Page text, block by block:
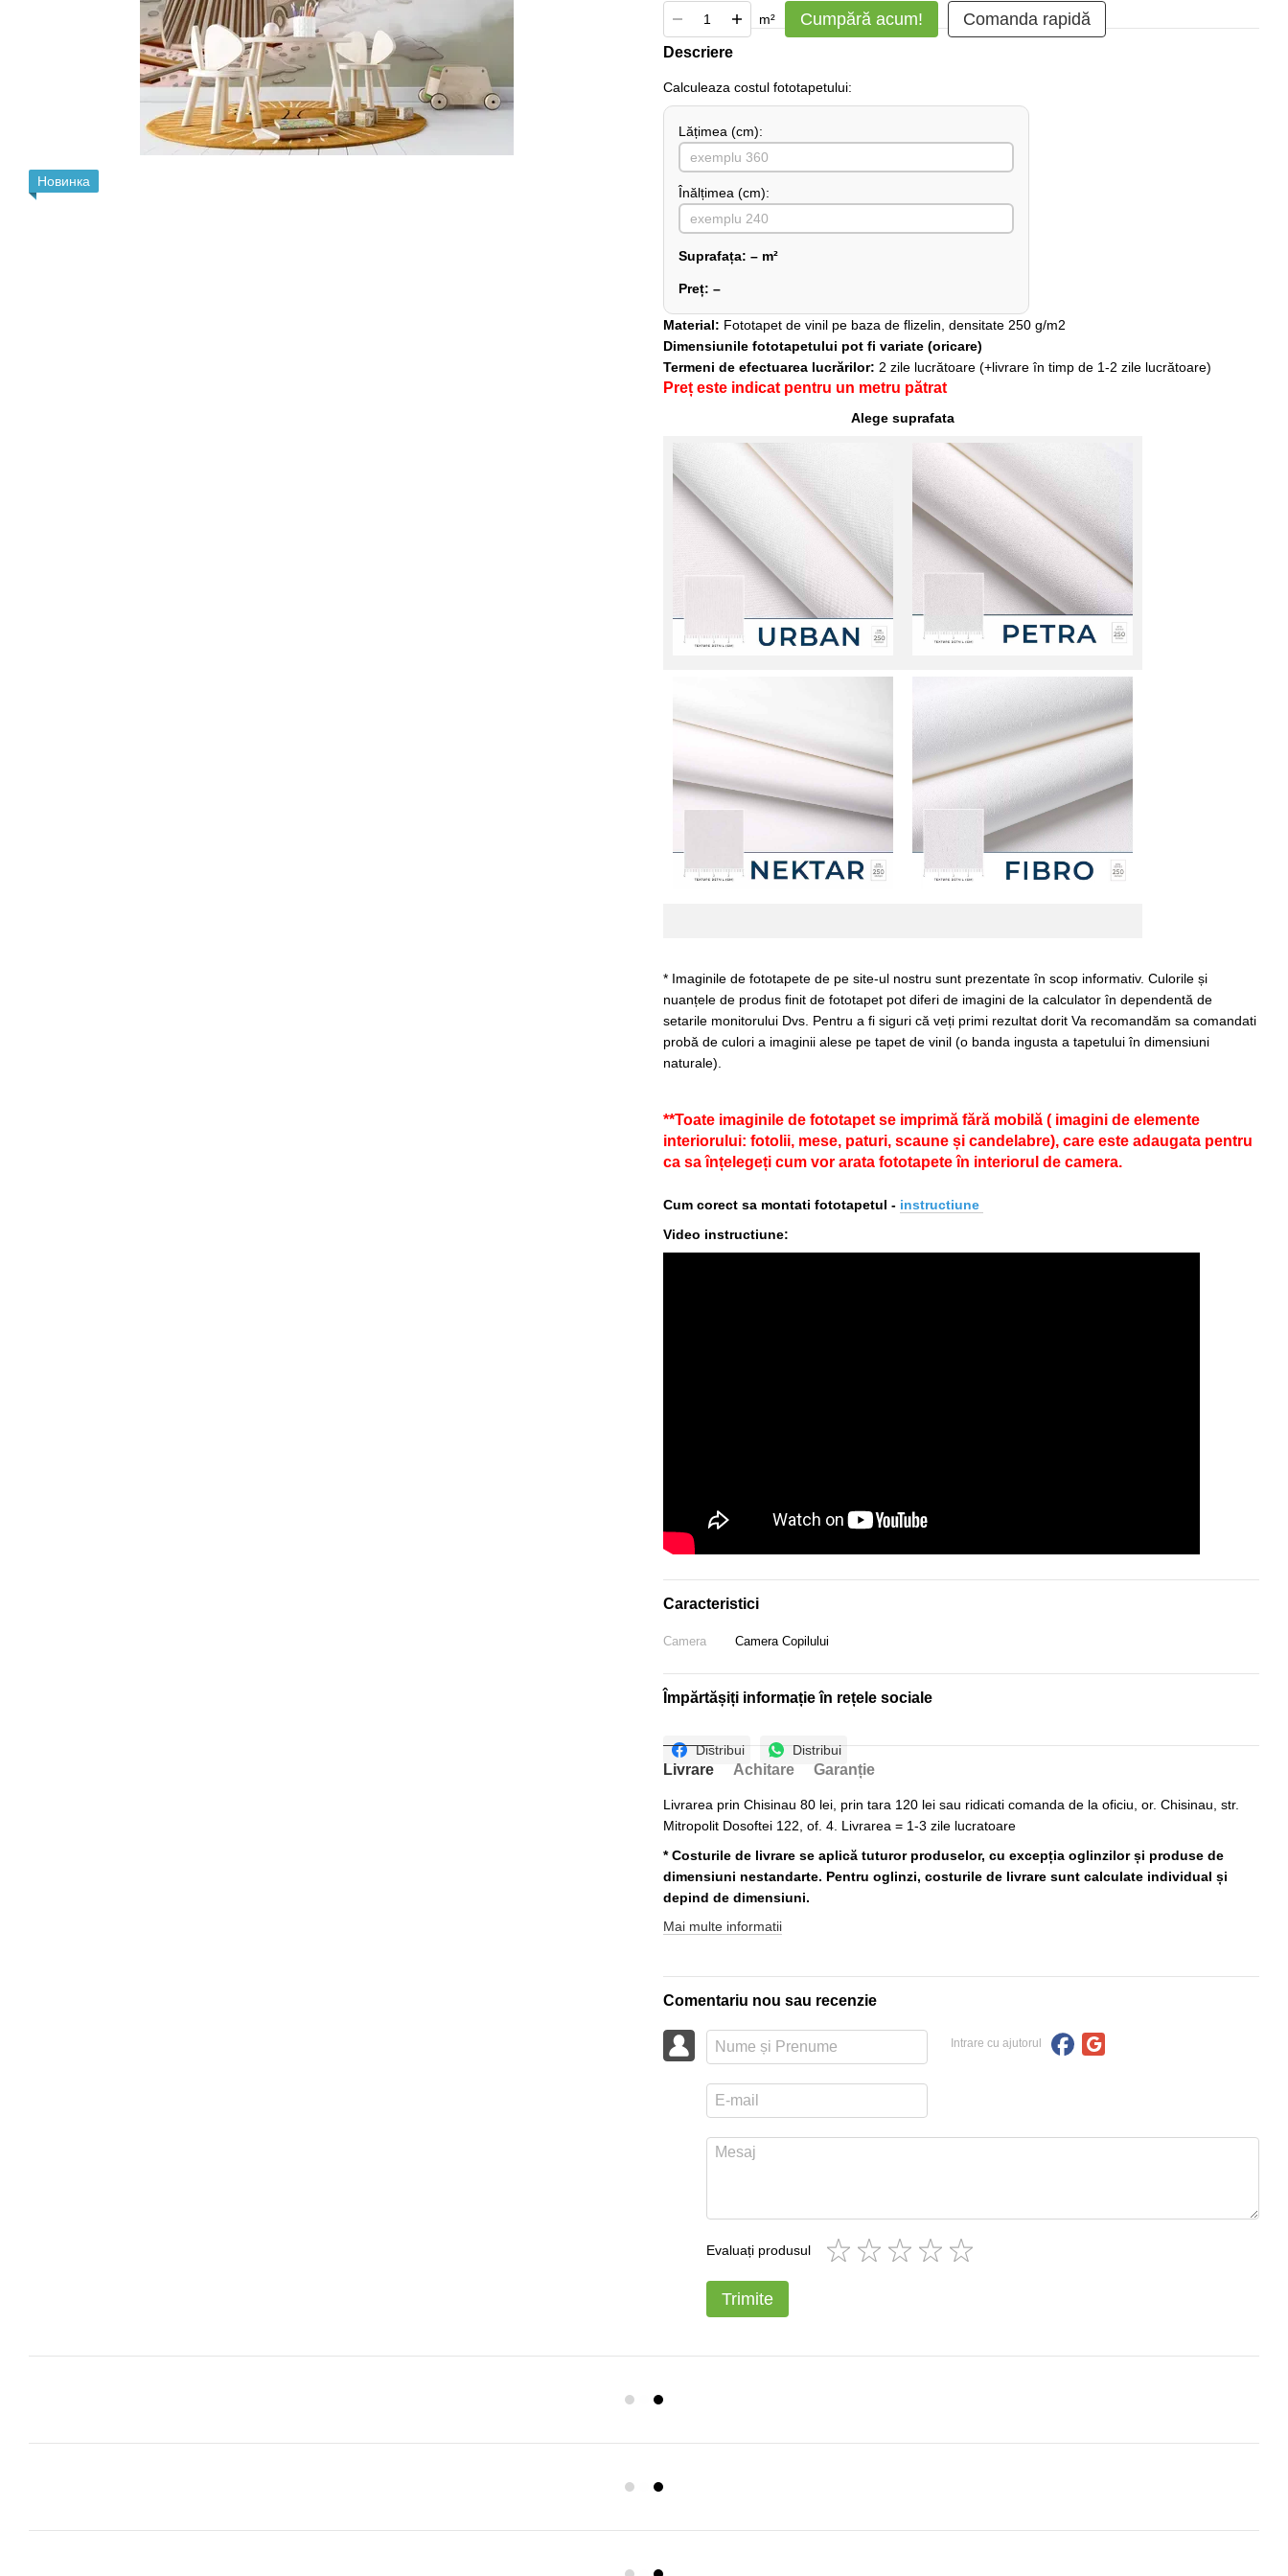
Новинка
m² Cumpără acum! Comanda rapidă
Descriere
Сalculeaza costul fototapetului:
Lățimea (сm):
Înălțimea (cm):
Suprafața: – m²
Preț: –
Material: Fototapet de vinil pe baza de flizelin, densitate 250 g/m2
Dimensiunile fototapetului pot fi variate (oricare)
Termeni de efectuarea lucrărilor: 2 zile lucrătoare (+livrare în timp de 1-2 zile lucrătoare)
Preț este indicat pentru un metru pătrat
Alege suprafata
* Imaginile de fototapete de pe site-ul nostru sunt prezentate în scop informativ. Culorile și
nuanțele de produs finit de fototapet pot diferi de imagini de la calculator în dependentă de
setarile monitorului Dvs. Pentru a fi siguri că veți primi rezultat dorit Va recomandăm sa comandati
probă de culori a imaginii alese pe tapet de vinil (o banda ingusta a tapetului în dimensiuni
naturale).
**Toate imaginile de fototapet se imprimă fără mobilă ( imagini de elemente
interiorului: fotolii, mese, paturi, scaune și candelabre), care este adaugata pentru
ca sa înțelegeți cum vor arata fototapete în interiorul de camera.
Cum corect sa montati fototapetul - instructiune
Video instructiune:
Caracteristici
Camera Camera Copilului
Împărtășiți informație în rețele sociale
Distribui Distribui
Livrare Achitare Garanție
Livrarea prin Chisinau 80 lei, prin tara 120 lei sau ridicati comanda de la oficiu, or. Chisinau, str.
Mitropolit Dosoftei 122, of. 4. Livrarea = 1-3 zile lucratoare
* Costurile de livrare se aplică tuturor produselor, cu excepția oglinzilor și produse de
dimensiuni nestandarte. Pentru oglinzi, costurile de livrare sunt calculate individual și
depind de dimensiuni.
Mai multe informatii
Comentariu nou sau recenzie
Intrare cu ajutorul
Evaluați produsul
Trimite